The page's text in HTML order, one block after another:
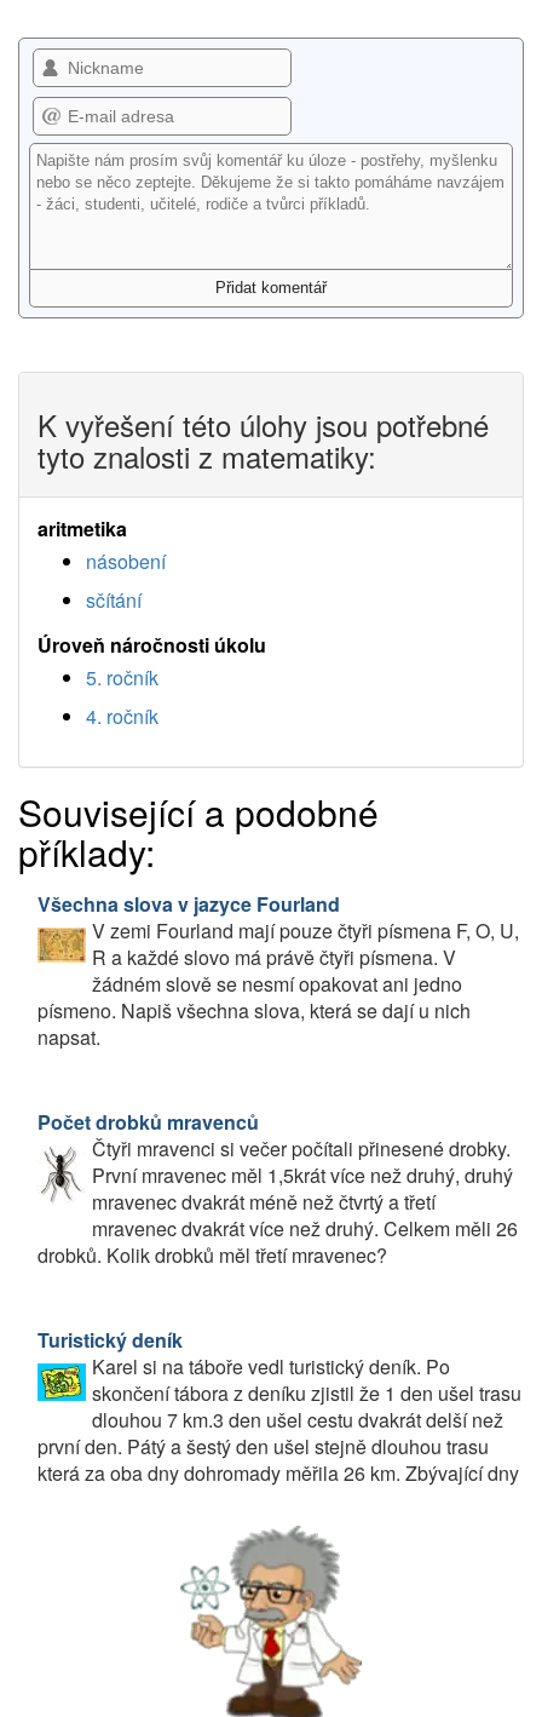
K vyřešení této úlohy jsou potřebné
tyto znalosti z matematiky:
aritmetika
násobení
sčítání
Úroveň náročnosti úkolu
5. ročník
4. ročník
Související a podobné
příklady:
Všechna slova v jazyce Fourland
V zemi Fourland mají pouze čtyři písmena F, O, U,
R a každé slovo má právě čtyři písmena. V
žádném slově se nesmí opakovat ani jedno
písmeno. Napiš všechna slova, která se dají u nich
napsat.
Počet drobků mravenců
Čtyři mravenci si večer počítali přinesené drobky.
První mravenec měl 1,5krát více než druhý, druhý
mravenec dvakrát méně než čtvrtý a třetí
mravenec dvakrát více než druhý. Celkem měli 26
drobků. Kolik drobků měl třetí mravenec?
Turistický deník
Karel si na táboře vedl turistický deník. Po
skončení tábora z deníku zjistil že 1 den ušel trasu
dlouhou 7 km.3 den ušel cestu dvakrát delší než
první den. Pátý a šestý den ušel stejně dlouhou trasu
která za oba dny dohromady měřila 26 km. Zbývající dny